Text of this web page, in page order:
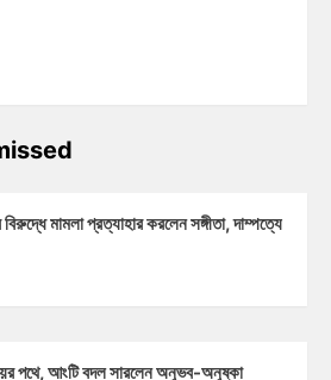
মামলা প্রত্যাহার করলেন সঙ্গীতা, দাম্পত্যে
পথে, আংটি বদল সারলেন অনুভব-অনুষ্কা